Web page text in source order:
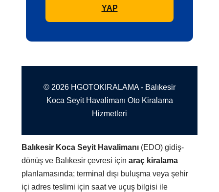
YAP
© 2026 HGOTOKIRALAMA - Balıkesir
Koca Seyit Havalimanı Oto Kiralama
Hizmetleri
Balıkesir Koca Seyit Havalimanı (EDO) gidiş-
dönüş ve Balıkesir çevresi içinaraç kiralama
planlamasında; terminal dışı buluşma veya şehir
içi adres teslimi için saat ve uçuş bilgisi ile